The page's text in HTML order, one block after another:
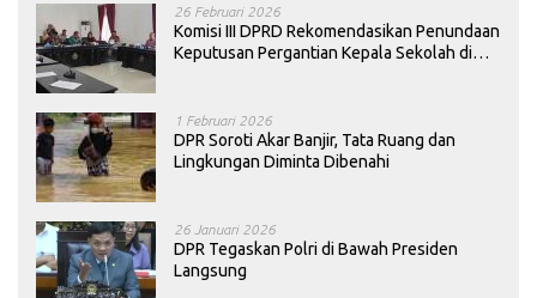
26 Februari 2026
Komisi III DPRD Rekomendasikan Penundaan
Keputusan Pergantian Kepala Sekolah di
1 Februari 2026
DPR Soroti Akar Banjir, Tata Ruang dan
Lingkungan Diminta Dibenahi
26 Januari 2026
DPR Tegaskan Polri di Bawah Presiden
Langsung